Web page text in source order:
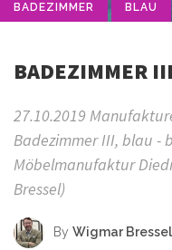
BADEZIMMER BLAU
BADEZIMMER
27.10.2019
Badezimmer III, blau -
Möbelmanufaktur
Bressel)
By Wigmar Bressel